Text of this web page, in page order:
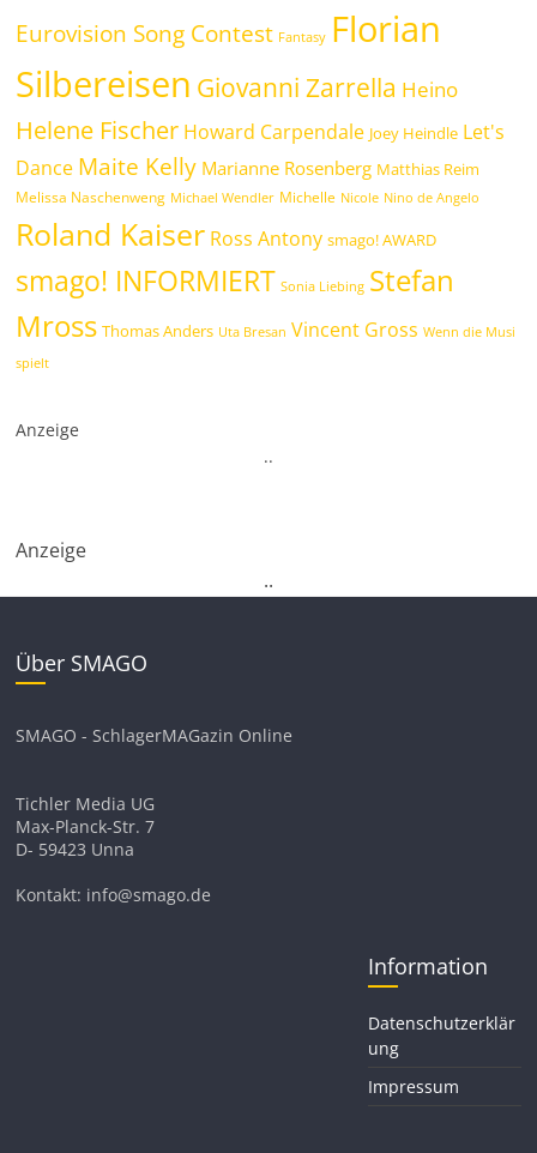
Eurovision Song Contest Fantasy Florian
Silbereisen Giovanni Zarrella Heino
Helene Fischer Howard Carpendale Joey Heindle Let's
Dance Maite Kelly Marianne Rosenberg Matthias Reim
Melissa Naschenweng Michael Wendler Michelle Nicole Nino de Angelo
Roland Kaiser Ross Antony smago! AWARD
smago! INFORMIERT Sonia Liebing Stefan
Mross Thomas Anders Uta Bresan Vincent Gross Wenn die Musi
spielt
Anzeige
..
Anzeige
..
Über SMAGO
SMAGO - SchlagerMAGazin Online
Tichler Media UG
Max-Planck-Str. 7
D- 59423 Unna
Kontakt: info@smago.de
Information
Datenschutzerklär
ung
Impressum